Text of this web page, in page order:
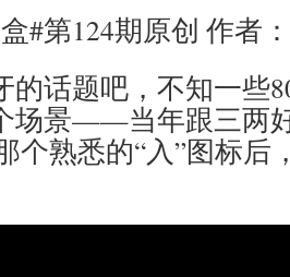
#第124期原创 作者
的话题吧，不知一些
场景——当年跟三两
个熟悉的“入”图标后